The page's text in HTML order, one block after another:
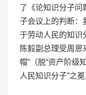
了《论知识分子问
子会议上的判断：
于劳动人民的知识
陈毅副总理受周恩
帽”（脱“资产阶级
人民知识分子”之冕